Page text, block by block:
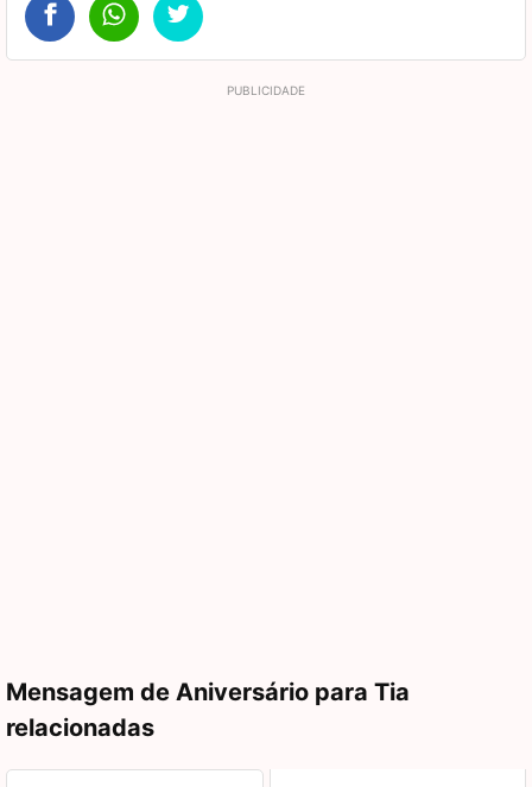
Mensagem de Aniversário para Tia
relacionadas